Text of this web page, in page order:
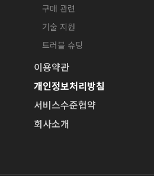
구매 관련
기술 지원
트러블 슈팅
이용약관
개인정보처리방침
서비스수준협약
회사소개